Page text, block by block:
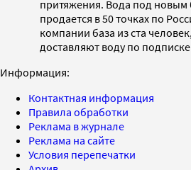
притяжения. Вода под
продается в 50 точках по
компании база из ста
доставляют воду по
Информация:
Контактная информация
Правила обработки
Реклама в журнале
Реклама на сайте
Условия перепечатки